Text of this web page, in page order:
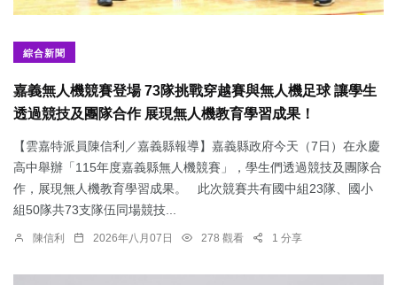
綜合新聞
嘉義無人機競賽登場 73隊挑戰穿越賽與無人機足球 讓學生
透過競技及團隊合作 展現無人機教育學習成果！
【雲嘉特派員陳信利／嘉義縣報導】嘉義縣政府今天（7日）在永慶
高中舉辦「115年度嘉義縣無人機競賽」，學生們透過競技及團隊合
作，展現無人機教育學習成果。 此次競賽共有國中組23隊、國小
組50隊共73支隊伍同場競技...
陳信利 2026年八月07日 278 觀看 1 分享